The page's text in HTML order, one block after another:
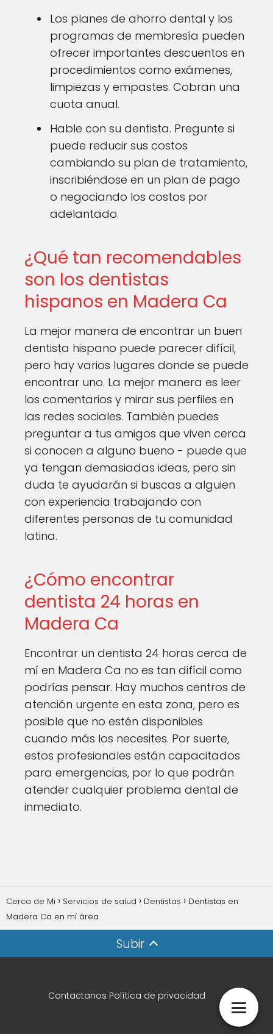
Los planes de ahorro dental y los
programas de membresía pueden
ofrecer importantes descuentos en
procedimientos como exámenes,
limpiezas y empastes. Cobran una
cuota anual.
Hable con su dentista. Pregunte si
puede reducir sus costos
cambiando su plan de tratamiento,
inscribiéndose en un plan de pago
o negociando los costos por
adelantado.
¿Qué tan recomendables
son los dentistas
hispanos en Madera Ca
La mejor manera de encontrar un buen
dentista hispano puede parecer difícil,
pero hay varios lugares donde se puede
encontrar uno. La mejor manera es leer
los comentarios y mirar sus perfiles en
las redes sociales. También puedes
preguntar a tus amigos que viven cerca
si conocen a alguno bueno - puede que
ya tengan demasiadas ideas, pero sin
duda te ayudarán si buscas a alguien
con experiencia trabajando con
diferentes personas de tu comunidad
latina.
¿Cómo encontrar
dentista 24 horas en
Madera Ca
Encontrar un dentista 24 horas cerca de
mí en Madera Ca no es tan difícil como
podrías pensar. Hay muchos centros de
atención urgente en esta zona, pero es
posible que no estén disponibles
cuando más los necesites. Por suerte,
estos profesionales están capacitados
para emergencias, por lo que podrán
atender cualquier problema dental de
inmediato.
Cerca de Mi Servicios de salud Dentistas
Dentistas en
Madera Ca en mí área
Subir
Contactanos Política de privacidad